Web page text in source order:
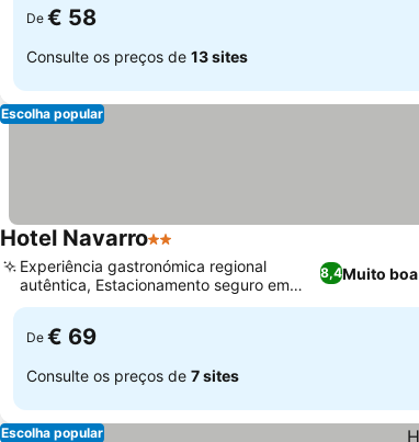
De € 58
Consulte os preços de 13 sites
Escolha popular
Hotel Navarro2 Estrelas
8,4Muito boa
Experiência gastronómica regional
autêntica, Estacionamento seguro em
garagem no local
De € 69
Consulte os preços de 7 sites
Escolha popular